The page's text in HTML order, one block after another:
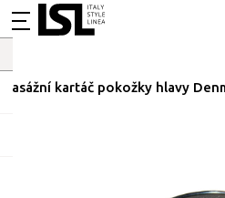
Masážní kartáč pokožky hlavy